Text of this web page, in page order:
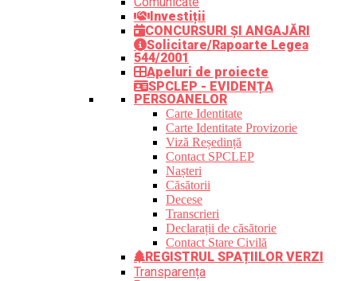
Investiții
CONCURSURI ȘI ANGAJĂRI
Solicitare/Rapoarte Legea
544/2001
Apeluri de proiecte
SPCLEP - EVIDENȚA
PERSOANELOR
Carte Identitate
Carte Identitate Provizorie
Viză Reședință
Contact SPCLEP
Nașteri
Căsătorii
Decese
Transcrieri
Declarații de căsătorie
Contact Stare Civilă
REGISTRUL SPAȚIILOR VERZI
Transparența